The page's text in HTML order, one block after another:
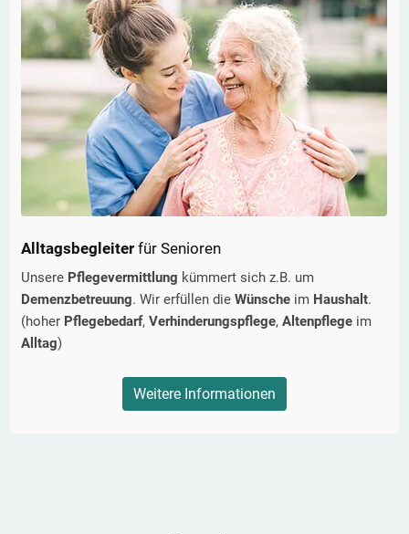
Alltagsbegleiter für Senioren
Unsere Pflegevermittlung kümmert sich z.B. um
Demenzbetreuung. Wir erfüllen die Wünsche im Haushalt.
(hoher Pflegebedarf, Verhinderungspflege, Altenpflege im
Alltag)
Weitere Informationen